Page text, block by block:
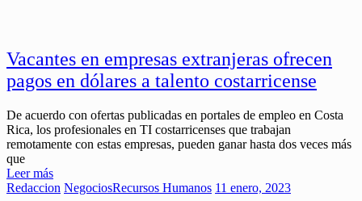
Vacantes en empresas extranjeras ofrecen
pagos en dólares a talento costarricense
De acuerdo con ofertas publicadas en portales de empleo en Costa
Rica, los profesionales en TI costarricenses que trabajan
remotamente con estas empresas, pueden ganar hasta dos veces más
que
Leer más
Redaccion NegociosRecursos Humanos 11 enero, 2023